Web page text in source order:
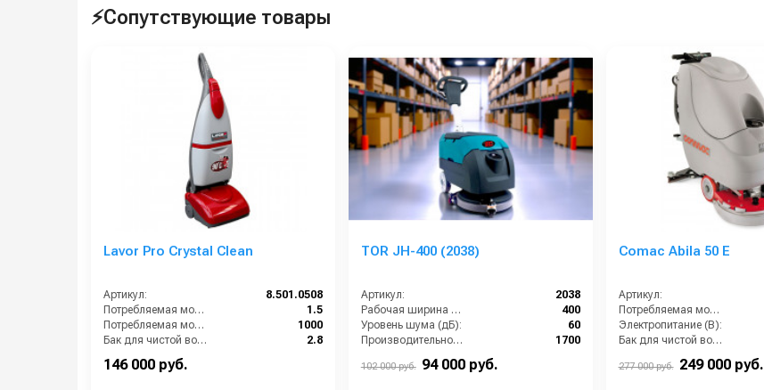
⚡Сопутствующие товары
Lavor Pro Crystal Clean
Артикул:
8.501.0508
Потребляемая мощность (кВт):
1.5
Потребляемая мощность (Вт):
1000
Бак для чистой воды (л):
2.8
146 000 руб.
TOR JH-400 (2038)
Артикул:
2038
Рабочая ширина щеток (мм):
400
Уровень шума (дБ):
60
Производительность по площади (м2/ч):
1700
102 000 руб. 94 000 руб.
Comac Abila 50 E
Артикул:
Потребляемая мощность (кВт):
Электропитание (В):
Бак для чистой воды (л):
277 000 руб. 249 000 руб.